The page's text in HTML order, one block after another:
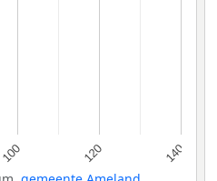
100 120 140